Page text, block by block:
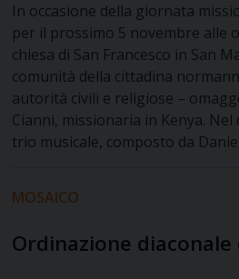
In occasione della giornata
per il prossimo 5 novembre alle
chiesa di San Francesco in San
comunità della cittadina
autorità civili e religiose –
Cianni, missionaria in Kenya.
trio musicale, composto da
MOSAICO
Ordinazione diaconale